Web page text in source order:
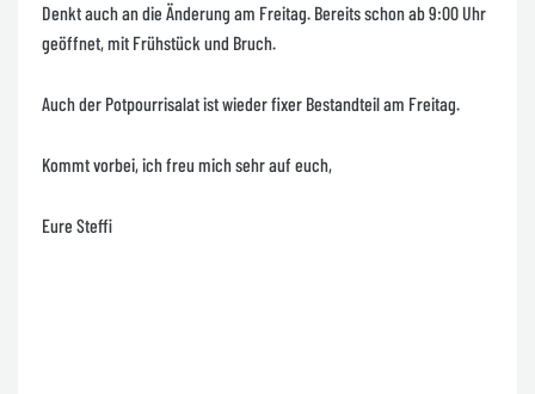
Denkt auch an die Änderung am Freitag. Bereits schon ab 9:00 Uhr
geöffnet, mit Frühstück und Bruch.
Auch der Potpourrisalat ist wieder fixer Bestandteil am Freitag.
Kommt vorbei, ich freu mich sehr auf euch,
Eure Steffi